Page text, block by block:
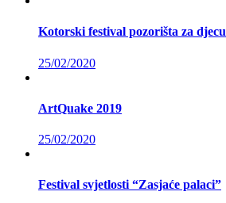
Kotorski festival pozorišta za djecu
25/02/2020
ArtQuake 2019
25/02/2020
Festival svjetlosti “Zasjaće palaci”